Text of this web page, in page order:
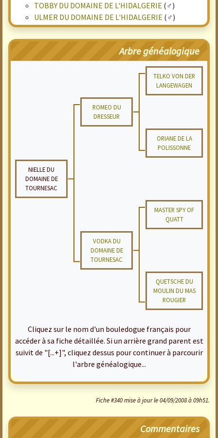
TOBBY DU DOMAINE DE L'HIDALGERIE (♂)
ULMER DU DOMAINE DE L'HIDALGERIE (♂)
Arbre généalogique
TELKO VON DER
LANGEWAGEN
ROMEO DU
DRESSEUR
ORIANE DE LA
POLISSONNE
NIELLE DU
DOMAINE DE
TOURNESAC
MASTER SPY OF
QUATT
VODKA DU
DOMAINE DE
TOURNESAC
QUETSCHE DU
MOULIN DU MAS
ROUGIER
Cliquez sur le nom d'un bouledogue français pour
accéder à sa fiche détaillée. Si un arrière grand parent est
suivit de "[...+]", cliquez dessus pour continuer à parcourir
l'arbre généalogique...
Fiche #340 mise à jour le 04/09/2008 à 09h51.
Commentaires